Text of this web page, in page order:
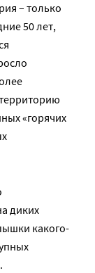
– только
50 лет,
«горячих
диких
какого-